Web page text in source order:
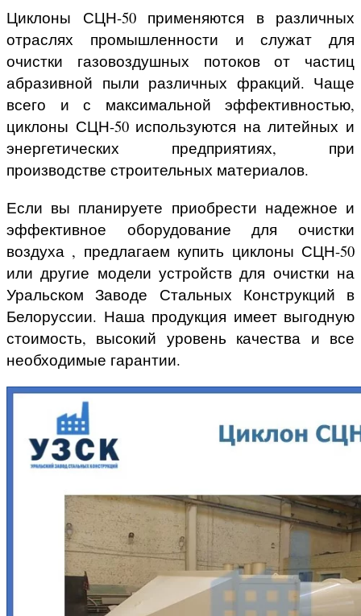
Циклоны СЦН-50 применяются в различных
отраслях промышленности и служат для
очистки газовоздушных потоков от частиц
абразивной пыли различных фракций. Чаще
всего и с максимальной эффективностью,
циклоны СЦН-50 используются на литейных и
энергетических предприятиях, при
производстве строительных материалов.
Если вы планируете приобрести надежное и
эффективное оборудование для очистки
воздуха , предлагаем купить циклоны СЦН-50
или другие модели устройств для очистки на
Уральском Заводе Стальных Конструкций в
Белоруссии. Наша продукция имеет выгодную
стоимость, высокий уровень качества и все
необходимые гарантии.